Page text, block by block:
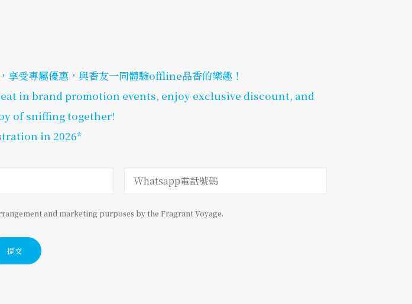
享受專屬優惠，與香友一同體驗offline品香的樂趣！
in brand promotion events, enjoy exclusive discount, and
of sniffing together!
in 2026*
and marketing purposes by the Fragrant Voyage.